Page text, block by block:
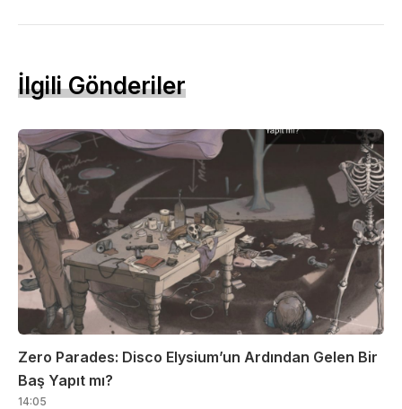
İlgili Gönderiler
Zero Parades: Disco Elysium’un Ardından Gelen Bir
Baş Yapıt mı?
14:05